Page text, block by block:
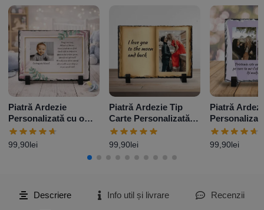
Piatră Ardezie
Personalizată cu o
poză și mesaj –
Elegance
99,90lei
Piatră Ardezie Tip
Carte Personalizată
cu o poză și mesaj
99,90lei
Piatră
poze și
99,90lei
Descriere Info util și livrare Recenzii